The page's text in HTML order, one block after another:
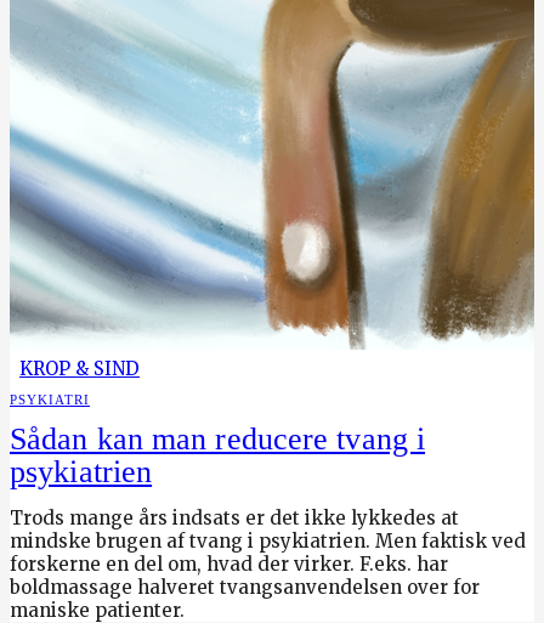
KROP & SIND
PSYKIATRI
Sådan kan man reducere tvang i
psykiatrien
Trods mange års indsats er det ikke lykkedes at
mindske brugen af tvang i psykiatrien. Men faktisk ved
forskerne en del om, hvad der virker. F.eks. har
boldmassage halveret tvangsanvendelsen over for
maniske patienter.